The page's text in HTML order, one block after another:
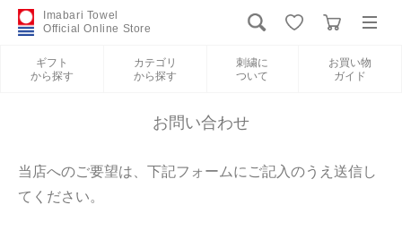
Imabari Towel
Official Online Store
ギフト
から探す
カテゴリ
から探す
刺繍に
ついて
お買い物
ガイド
新規会員登録
カテゴリから探す
お問い合わせ
当店へのご要望は、下記フォームにご記入のうえ送信し
てください。